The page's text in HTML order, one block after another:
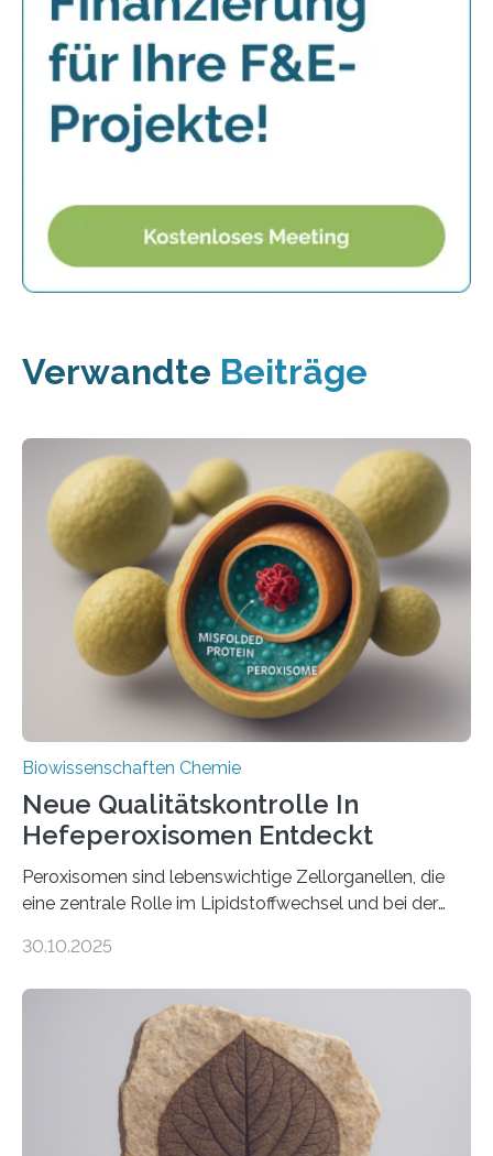
Verwandte Beiträge
Biowissenschaften Chemie
Neue Qualitätskontrolle In
Hefeperoxisomen Entdeckt
Peroxisomen sind lebenswichtige Zellorganellen, die
eine zentrale Rolle im Lipidstoffwechsel und bei der
erfüllen können, müssen zahlreiche Enzyme präzise in
der Ruhr-Universität Bochum um Prof. Dr. Ralf Erdmann
und Dr. Ismaila Francis Yusuf hat nun einen bislang
unbekannten Qualitätskontrollmechanismus des
peroxisomalen Proteintransports in der Bäckerhefe
Saccharomyces cerevisiae entdeckt, der für die
Funktionsfähigkeit der Organellen entscheidend ist. Die
30.10.2025